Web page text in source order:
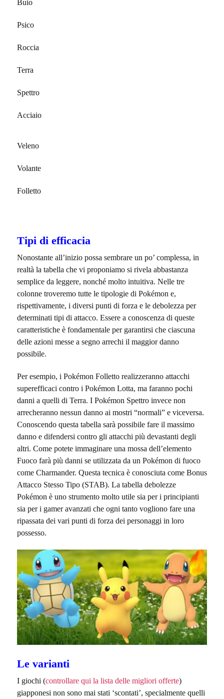
Buio
Psico
Roccia
Terra
Spettro
Acciaio
Veleno
Volante
Folletto
Tipi di efficacia
Nonostante all’inizio possa sembrare un po’ complessa, in
realtà la tabella che vi proponiamo si rivela abbastanza
semplice da leggere, nonché molto intuitiva. Nelle tre
colonne troveremo tutte le tipologie di Pokémon e,
rispettivamente, i diversi punti di forza e le debolezza per
determinati tipi di attacco. Essere a conoscenza di queste
caratteristiche è fondamentale per garantirsi che ciascuna
delle azioni messe a segno arrechi il maggior danno
possibile.
Per esempio, i Pokémon Folletto realizzeranno attacchi
superefficaci contro i Pokémon Lotta, ma faranno pochi
danni a quelli di Terra. I Pokémon Spettro invece non
arrecheranno nessun danno ai mostri “normali” e viceversa.
Conoscendo questa tabella sarà possibile fare il massimo
danno e difendersi contro gli attacchi più devastanti degli
altri. Come potete immaginare una mossa dell’elemento
Fuoco farà più danni se utilizzata da un Pokémon di fuoco
come Charmander. Questa tecnica è conosciuta come Bonus
Attacco Stesso Tipo (STAB). La tabella debolezze
Pokémon è uno strumento molto utile sia per i principianti
sia per i gamer avanzati che ogni tanto vogliono fare una
ripassata dei vari punti di forza dei personaggi in loro
possesso.
Le varianti
I giochi (controllare qui la lista delle migliori offerte)
giapponesi non sono mai stati ‘scontati’, specialmente quelli